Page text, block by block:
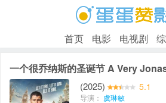
首页 电影 电视剧
一个很乔纳斯的圣诞节 A Very
(2025) 5.1
导演： 虞琳敏